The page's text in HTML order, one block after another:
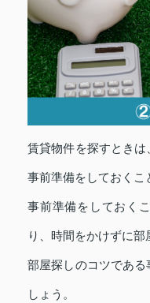
賃貸物件を探すとき
事前準備をしておくこ
事前準備をしておく
り、時間をかけずに部
部屋探しのコツであ
しょう。